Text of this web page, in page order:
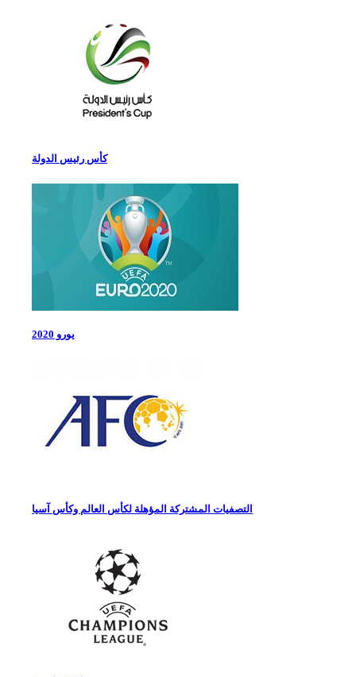
كأس رئيس الدولة
يورو 2020
التصفيات المشتركة المؤهلة لكأس العالم وكأس آسيا